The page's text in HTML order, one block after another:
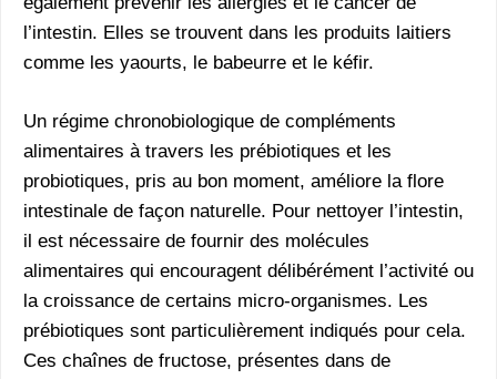
l’intestin. Elles se trouvent dans les produits laitiers
comme les yaourts, le babeurre et le kéfir.
Un régime chronobiologique de compléments
alimentaires à travers les prébiotiques et les
probiotiques, pris au bon moment, améliore la flore
intestinale de façon naturelle. Pour nettoyer l’intestin,
il est nécessaire de fournir des molécules
alimentaires qui encouragent délibérément l’activité ou
la croissance de certains micro-organismes. Les
prébiotiques sont particulièrement indiqués pour cela.
Ces chaînes de fructose, présentes dans de